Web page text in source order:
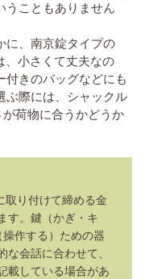
うこともありません
に、南京錠タイプの
、小さくて丈夫なの
付きのバッグなどにも
ぶ際には、シャックル
が荷物に合うかどうか
取り付けて締める金
す。鍵（かぎ・キ
作する）ための器
会話に合わせて、
載している場合があ